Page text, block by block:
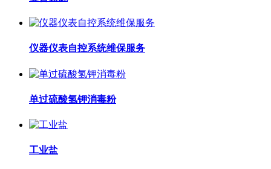
仪器仪表自控系统维保服务
单过硫酸氢钾消毒粉
工业盐